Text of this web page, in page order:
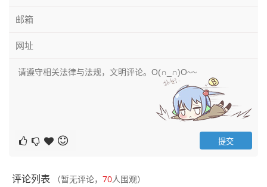
评论列表 （暂无评论， 70人围观）